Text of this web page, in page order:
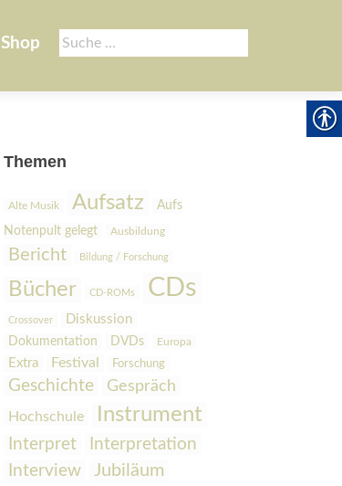
Suche
nach:
Shop
Themen
Alte Musik Aufsatz
Aufs
Notenpult gelegt
Ausbildung
Bericht Bildung / Forschung
Bücher CD-ROMs CDs
Crossover Diskussion
Dokumentation DVDs Europa
Extra Festival Forschung
Geschichte Gespräch
Hochschule Instrument
Interpret
Interpretation
Interview
Jubiläum